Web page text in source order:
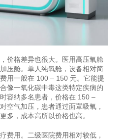
价格差异也很大。医用高压氧舱
压舱。单人纯氧舱，设备相对简
用一般在 100 – 150 元。它能提
像一氧化碳中毒这类特定疾病的
容纳多名患者，价格在 150 –
空气加压，患者通过面罩吸氧，
多，成本高所以价格也高。
费用。二级医院费用相对较低，